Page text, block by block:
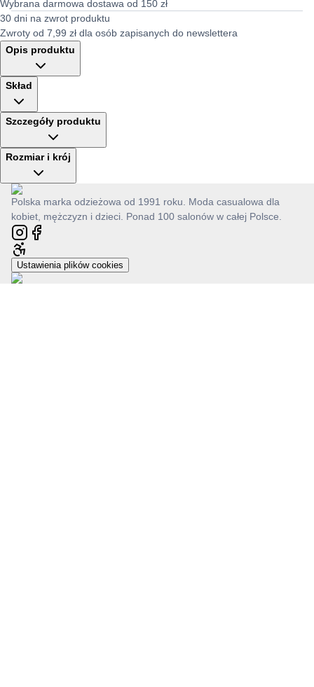
Wybrana darmowa dostawa od 150 zł
30 dni na zwrot produktu
Zwroty od 7,99 zł dla osób zapisanych do newslettera
Opis produktu
Skład
Szczegóły produktu
Rozmiar i krój
Polska marka odzieżowa od 1991 roku. Moda casualowa dla
kobiet, mężczyzn i dzieci. Ponad 100 salonów w całej Polsce.
Ustawienia plików cookies